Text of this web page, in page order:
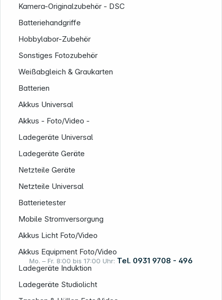
Mo. – Fr. 8:00 bis 17:00 Uhr: Tel. 0931 9708 - 496
Kamera-Originalzubehör - DSC
Batteriehandgriffe
Hobbylabor-Zubehör
Sonstiges Fotozubehör
Weißabgleich & Graukarten
Batterien
Akkus Universal
Akkus - Foto/Video -
Ladegeräte Universal
Ladegeräte Geräte
Netzteile Geräte
Netzteile Universal
Batterietester
Mobile Stromversorgung
Akkus Licht Foto/Video
Akkus Equipment Foto/Video
Ladegeräte Induktion
Ladegeräte Studiolicht
Informationen